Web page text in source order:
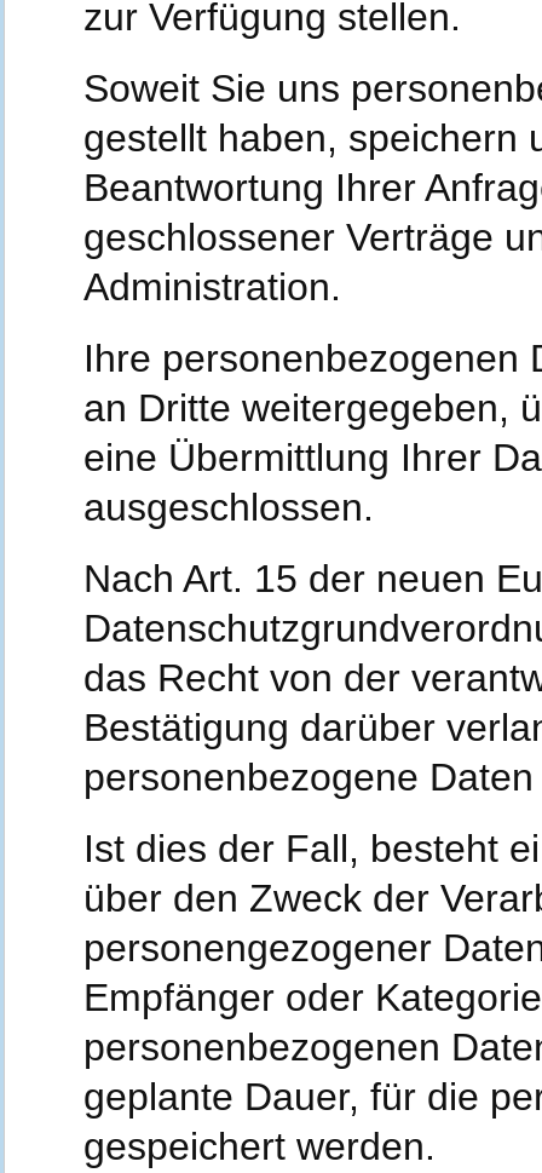
zur Verfügung stellen.
Soweit Sie uns
gestellt haben, speichern
Beantwortung Ihrer
geschlossener Verträge
Administration.
Ihre personenbezogenen
an Dritte weitergegeben,
eine Übermittlung Ihrer
ausgeschlossen.
Nach Art. 15 der neuen
das Recht von der
Bestätigung darüber
personenbezogene
Ist dies der Fall, besteht
über den Zweck der
personengezogener
Empfänger oder
personenbezogenen
geplante Dauer, für die
gespeichert werden.